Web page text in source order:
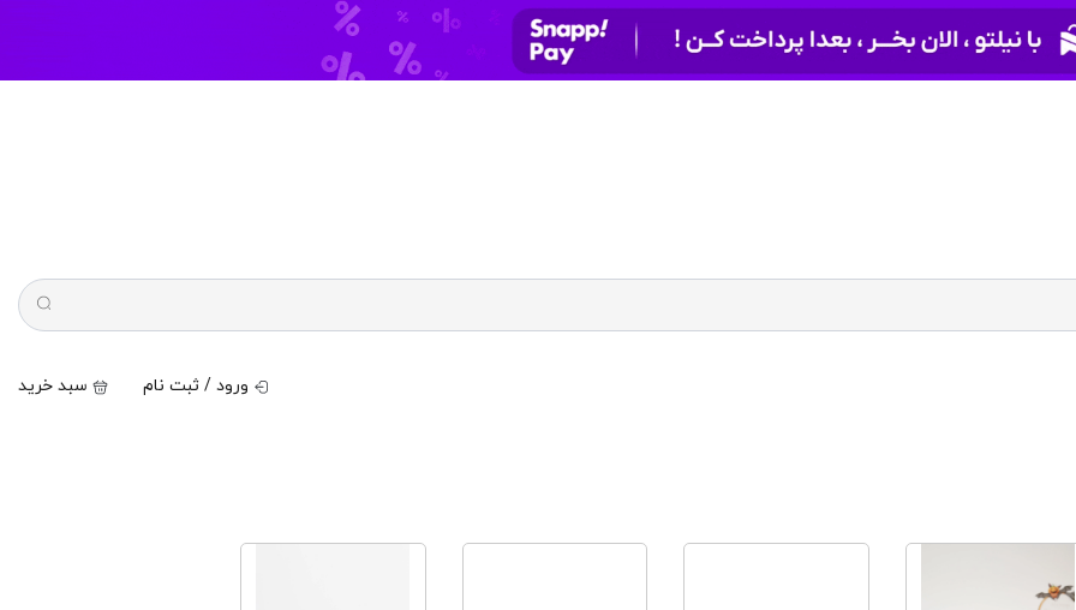
ورود / ثبت نام سبد خرید